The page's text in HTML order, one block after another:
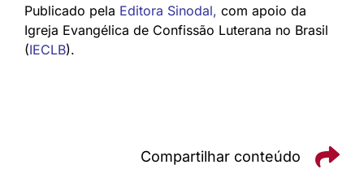
Publicado pela Editora Sinodal, com apoio da
Igreja Evangélica de Confissão Luterana no Brasil
(IECLB).
Compartilhar conteúdo